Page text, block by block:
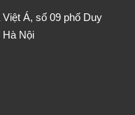
Á, số 09 phố Duy
Hà Nội